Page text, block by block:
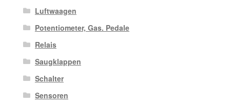
Luftwaagen
Potentiometer, Gas. Pedale
Relais
Saugklappen
Schalter
Sensoren